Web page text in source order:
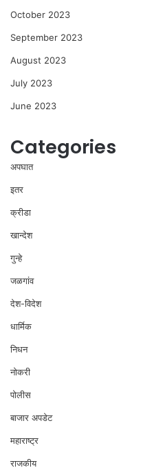
October 2023
September 2023
August 2023
July 2023
June 2023
Categories
अपघात
इतर
क्रीडा
खान्देश
गुन्हे
जळगांव
देश-विदेश
धार्मिक
निधन
नोकरी
पोलीस
बाजार अपडेट
महाराष्ट्र
राजकीय